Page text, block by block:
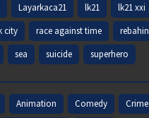
Layarkaca21 lk21 lk21 xxi
city race against time
rebahin
sea suicide superhero
Animation Comedy Crime